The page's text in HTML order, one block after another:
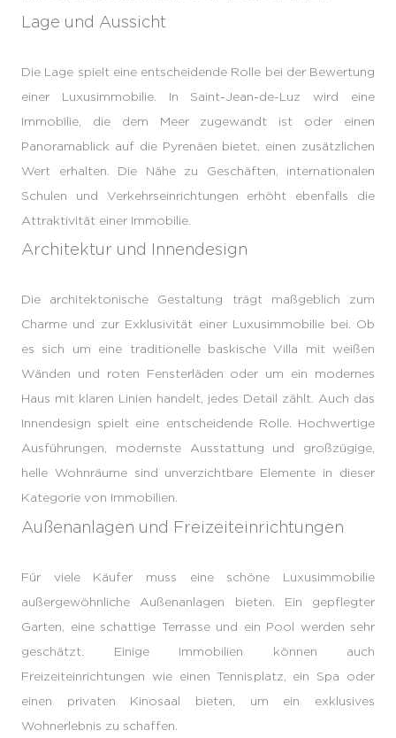
Lage und Aussicht
Die Lage spielt eine entscheidende Rolle bei der Bewertung
einer Luxusimmobilie. In Saint-Jean-de-Luz wird eine
Immobilie, die dem Meer zugewandt ist oder einen
Panoramablick auf die Pyrenäen bietet, einen zusätzlichen
Wert erhalten. Die Nähe zu Geschäften, internationalen
Schulen und Verkehrseinrichtungen erhöht ebenfalls die
Attraktivität einer Immobilie.
Architektur und Innendesign
Die architektonische Gestaltung trägt maßgeblich zum
Charme und zur Exklusivität einer Luxusimmobilie bei. Ob
es sich um eine traditionelle baskische Villa mit weißen
Wänden und roten Fensterläden oder um ein modernes
Haus mit klaren Linien handelt, jedes Detail zählt. Auch das
Innendesign spielt eine entscheidende Rolle. Hochwertige
Ausführungen, modernste Ausstattung und großzügige,
helle Wohnräume sind unverzichtbare Elemente in dieser
Kategorie von Immobilien.
Außenanlagen und Freizeiteinrichtungen
Für viele Käufer muss eine schöne Luxusimmobilie
außergewöhnliche Außenanlagen bieten. Ein gepflegter
Garten, eine schattige Terrasse und ein Pool werden sehr
geschätzt. Einige Immobilien können auch
Freizeiteinrichtungen wie einen Tennisplatz, ein Spa oder
einen privaten Kinosaal bieten, um ein exklusives
Wohnerlebnis zu schaffen.